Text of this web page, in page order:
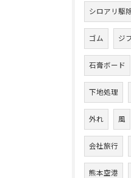
シロアリ駆
ゴム ジ
石膏ボード
下地処理
外れ 風
会社旅行
熊本空港